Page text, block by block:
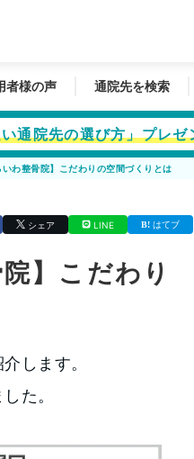
者様の声 通院先を検索
通院先の選び方」プレゼ
わ整骨院】こだわりの空間づくりとは
シェア LINE はてブ
】こだわり
します。
た。